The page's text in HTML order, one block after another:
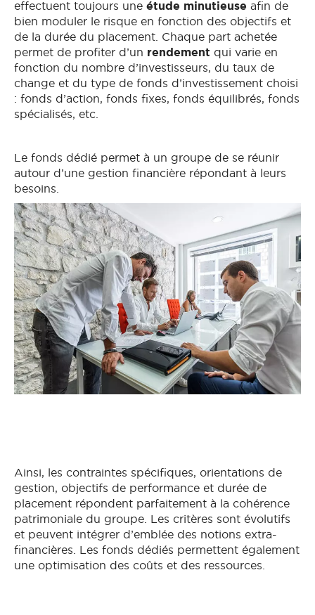
effectuent toujours une étude minutieuse afin de
bien moduler le risque en fonction des objectifs et
de la durée du placement. Chaque part achetée
permet de profiter d’un rendement qui varie en
fonction du nombre d’investisseurs, du taux de
change et du type de fonds d’investissement choisi
: fonds d’action, fonds fixes, fonds équilibrés, fonds
spécialisés, etc.
Le fonds dédié permet à un groupe de se réunir
autour d’une gestion financière répondant à leurs
besoins.
Ainsi, les contraintes spécifiques, orientations de
gestion, objectifs de performance et durée de
placement répondent parfaitement à la cohérence
patrimoniale du groupe. Les critères sont évolutifs
et peuvent intégrer d’emblée des notions extra-
financières. Les fonds dédiés permettent également
une optimisation des coûts et des ressources.